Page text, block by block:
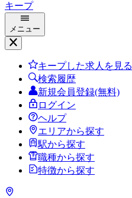
キープ
メニュー
キープした求人を見る
検索履歴
新規会員登録(無料)
ログイン
ヘルプ
エリアから探す
駅から探す
職種から探す
特徴から探す